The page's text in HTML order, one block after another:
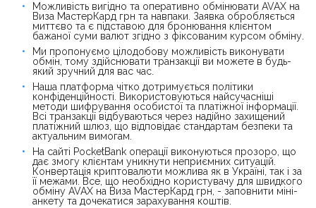
Можливість вигідно та оперативно обмінювати AVAX на
Виза МастерКард грн та навпаки. Заявка обробляється
миттєво та є підставою для бронювання клієнтом
бажаної суми валют згідно з фіксованим курсом обміну.
Ми пропонуємо цілодобову можливість виконувати
обмін, тому здійснювати транзакції ви можете в будь-
який зручний для вас час.
Наша платформа чітко дотримується політики
конфіденційності. Використовуються найсучасніші
методи шифрування особистої та платіжної інформації.
Всі транзакції відбуваються через надійно захищений
платіжний шлюз, що відповідає стандартам безпеки та
актуальним вимогам.
На сайті PocketBank операції виконуються прозоро, що
дає змогу клієнтам уникнути неприємних ситуацій.
Конвертація криптовалюти можлива як в Україні, так і за
її межами. Все, що необхідно користувачу для швидкого
обміну AVAX на Виза МастерКард грн, - заповнити міні-
анкету та дочекатися зарахування коштів.